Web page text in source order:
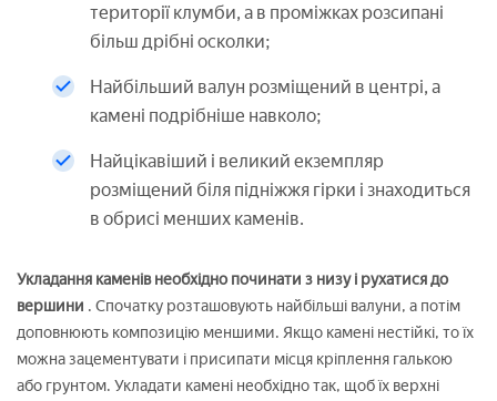
території клумби, а в проміжках розсипані
більш дрібні осколки;
Найбільший валун розміщений в центрі, а
камені подрібніше навколо;
Найцікавіший і великий екземпляр
розміщений біля підніжжя гірки і знаходиться
в обрисі менших каменів.
Укладання каменів необхідно починати з низу і рухатися до
вершини . Спочатку розташовують найбільші валуни, а потім
доповнюють композицію меншими. Якщо камені нестійкі, то їх
можна зацементувати і присипати місця кріплення галькою
або грунтом. Укладати камені необхідно так, щоб їх верхні